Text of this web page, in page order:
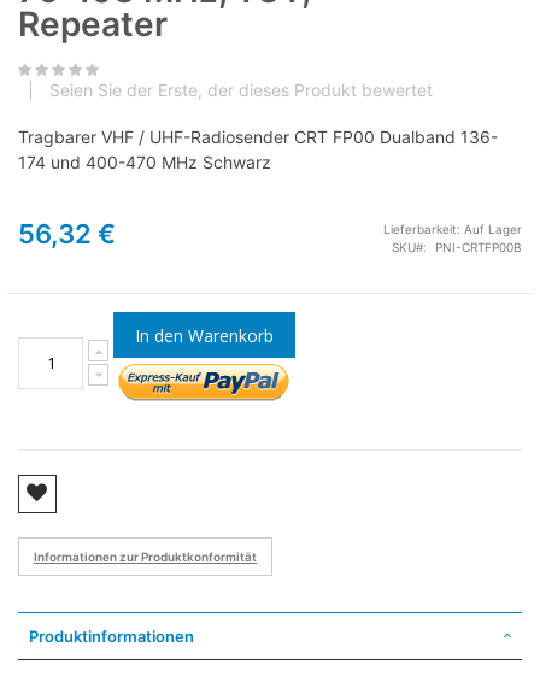
Repeater
Seien Sie der Erste, der dieses Produkt bewertet
Tragbarer VHF / UHF-Radiosender CRT FP00 Dualband 136-
174 und 400-470 MHz Schwarz
56,32 € Lieferbarkeit: Auf Lager
SKU
PNI-CRTFP00B
In den Warenkorb
Informationen zur Produktkonformität
Produktinformationen